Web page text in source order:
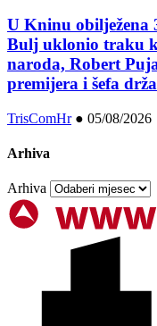
U Kninu obilježena
Bulj uklonio traku
naroda, Robert
premijera i šefa
TrisComHr● 05/08/
Arhiva
Arhiva